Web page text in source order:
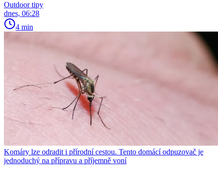
Outdoor tipy
dnes, 06:28
4 min
Komáry lze odradit i přírodní cestou. Tento domácí odpuzovač je
jednoduchý na přípravu a příjemně voní